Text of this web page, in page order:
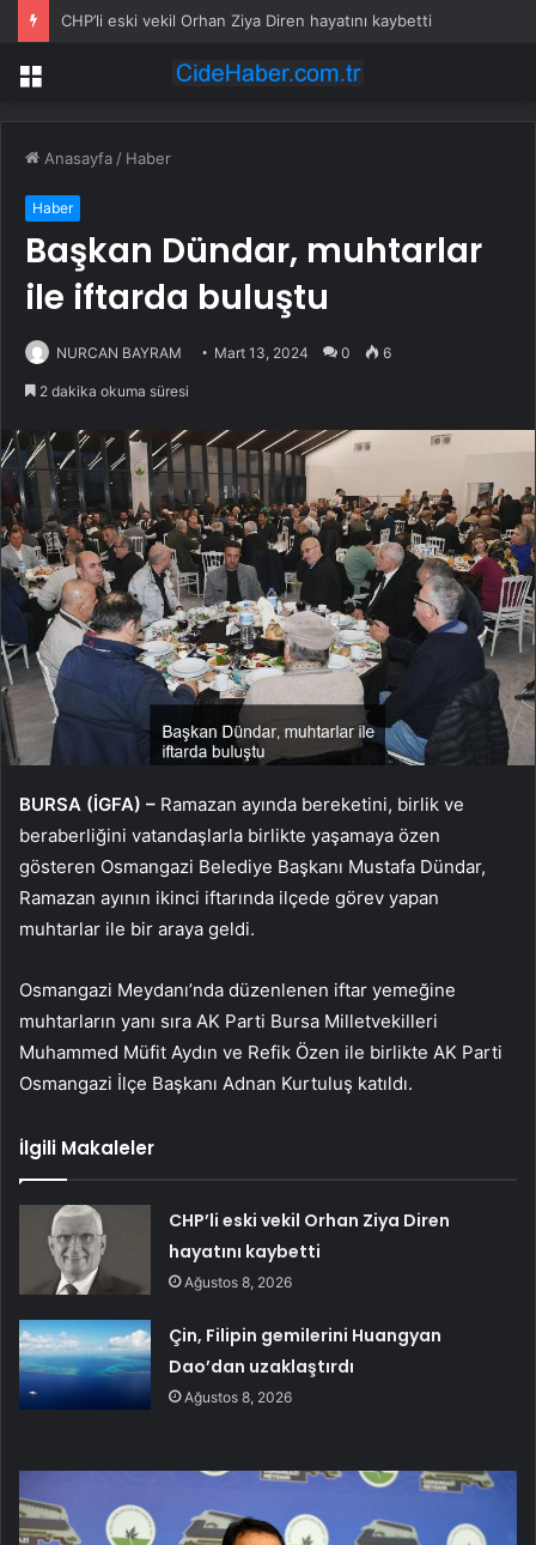
CHP’li eski vekil Orhan Ziya Diren hayatını kaybetti
Menü
Anasayfa / Haber
Haber
Başkan Dündar, muhtarlar
ile iftarda buluştu
NURCAN BAYRAM Mart 13, 2024 0 6
2 dakika okuma süresi
BURSA (İGFA) – Ramazan ayında bereketini, birlik ve
beraberliğini vatandaşlarla birlikte yaşamaya özen
gösteren Osmangazi Belediye Başkanı Mustafa Dündar,
Ramazan ayının ikinci iftarında ilçede görev yapan
muhtarlar ile bir araya geldi.
Osmangazi Meydanı’nda düzenlenen iftar yemeğine
muhtarların yanı sıra AK Parti Bursa Milletvekilleri
Muhammed Müfit Aydın ve Refik Özen ile birlikte AK Parti
Osmangazi İlçe Başkanı Adnan Kurtuluş katıldı.
İlgili Makaleler
CHP’li eski vekil Orhan Ziya Diren
hayatını kaybetti
Ağustos 8, 2026
Çin, Filipin gemilerini Huangyan
Dao’dan uzaklaştırdı
Ağustos 8, 2026